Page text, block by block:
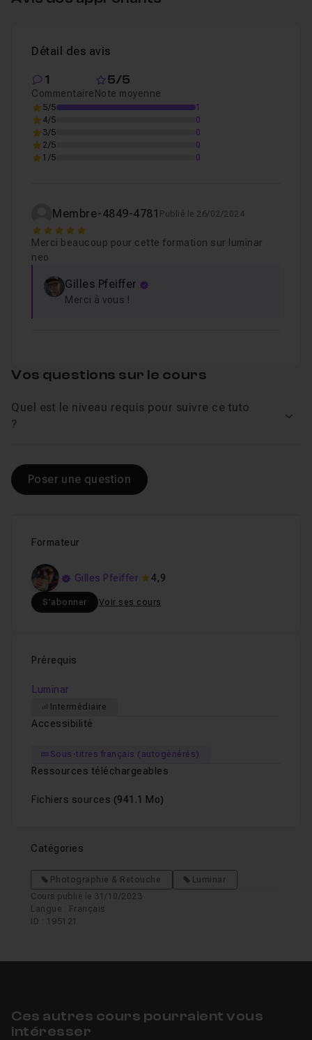
retouches d'images.
-30% sur Luminar Neo.
Bon tuto !
Chapitre 4 : Conclusion
Détail des avis
1
Commentaire
5/5
Note moyenne
5/5
1
4/5
0
3/5
0
2/5
0
1/5
0
Membre-4849-4781 Publié le 26/02/2024
5
Merci beaucoup pour cette formation sur luminar
neo
Gilles Pfeiffer
Merci à vous !
Formateur
Gilles Pfeiffer 4,9
S'abonner Voir ses cours
Prérequis
Luminar
Intermédiaire
Accessibilité
Sous-titres français (autogénérés)
Ressources téléchargeables
Fichiers sources (941.1 Mo)
Catégories
Photographie & Retouche
Luminar
Cours publié le 31/10/2023
Langue : Français
ID : 195121
Vos questions sur le cours
Quel est le niveau requis pour suivre ce tuto
?
Poser une question
Ces autres cours pourraient vous
intéresser